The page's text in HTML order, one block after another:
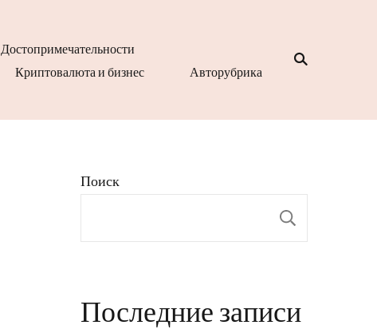
Достопримечательности
Криптовалюта и бизнес Авторубрика
Поиск
Последние записи